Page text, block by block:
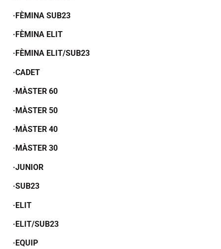
·FÈMINA SUB23
·FÈMINA ELIT
·FÈMINA ELIT/SUB23
·CADET
·MÀSTER 60
·MÀSTER 50
·MÀSTER 40
·MÀSTER 30
·JUNIOR
·SUB23
·ELIT
·ELIT/SUB23
·EQUIP